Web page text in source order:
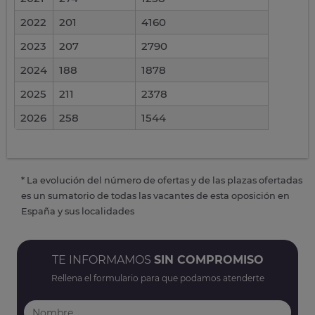
2022
201
4160
2023
207
2790
2024
188
1878
2025
211
2378
2026
258 1544
* La evolución del número de ofertas y de las plazas ofertadas
es un sumatorio de todas las vacantes de esta oposición en
España y sus localidades
TE INFORMAMOS SIN COMPROMISO
Rellena el formulario para que podamos atenderte